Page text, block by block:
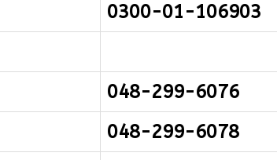
0300-01-106903
048-299-6076
048-299-6078